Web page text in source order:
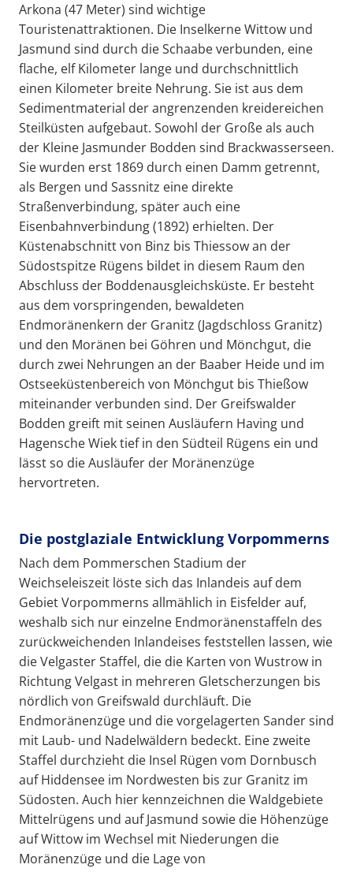
Arkona (47 Meter) sind wichtige
Touristenattraktionen. Die Inselkerne Wittow und
Jasmund sind durch die Schaabe verbunden, eine
flache, elf Kilometer lange und durchschnittlich
einen Kilometer breite Nehrung. Sie ist aus dem
Sedimentmaterial der angrenzenden kreidereichen
Steilküsten aufgebaut. Sowohl der Große als auch
der Kleine Jasmunder Bodden sind Brackwasserseen.
Sie wurden erst 1869 durch einen Damm getrennt,
als Bergen und Sassnitz eine direkte
Straßenverbindung, später auch eine
Eisenbahnverbindung (1892) erhielten. Der
Küstenabschnitt von Binz bis Thiessow an der
Südostspitze Rügens bildet in diesem Raum den
Abschluss der Boddenausgleichsküste. Er besteht
aus dem vorspringenden, bewaldeten
Endmoränenkern der Granitz (Jagdschloss Granitz)
und den Moränen bei Göhren und Mönchgut, die
durch zwei Nehrungen an der Baaber Heide und im
Ostseeküstenbereich von Mönchgut bis Thießow
miteinander verbunden sind. Der Greifswalder
Bodden greift mit seinen Ausläufern Having und
Hagensche Wiek tief in den Südteil Rügens ein und
lässt so die Ausläufer der Moränenzüge
hervortreten.
Die postglaziale Entwicklung Vorpommerns
Nach dem Pommerschen Stadium der
Weichseleiszeit löste sich das Inlandeis auf dem
Gebiet Vorpommerns allmählich in Eisfelder auf,
weshalb sich nur einzelne Endmoränenstaffeln des
zurückweichenden Inlandeises feststellen lassen, wie
die Velgaster Staffel, die die Karten von Wustrow in
Richtung Velgast in mehreren Gletscherzungen bis
nördlich von Greifswald durchläuft. Die
Endmoränenzüge und die vorgelagerten Sander sind
mit Laub- und Nadelwäldern bedeckt. Eine zweite
Staffel durchzieht die Insel Rügen vom Dornbusch
auf Hiddensee im Nordwesten bis zur Granitz im
Südosten. Auch hier kennzeichnen die Waldgebiete
Mittelrügens und auf Jasmund sowie die Höhenzüge
auf Wittow im Wechsel mit Niederungen die
Moränenzüge und die Lage von